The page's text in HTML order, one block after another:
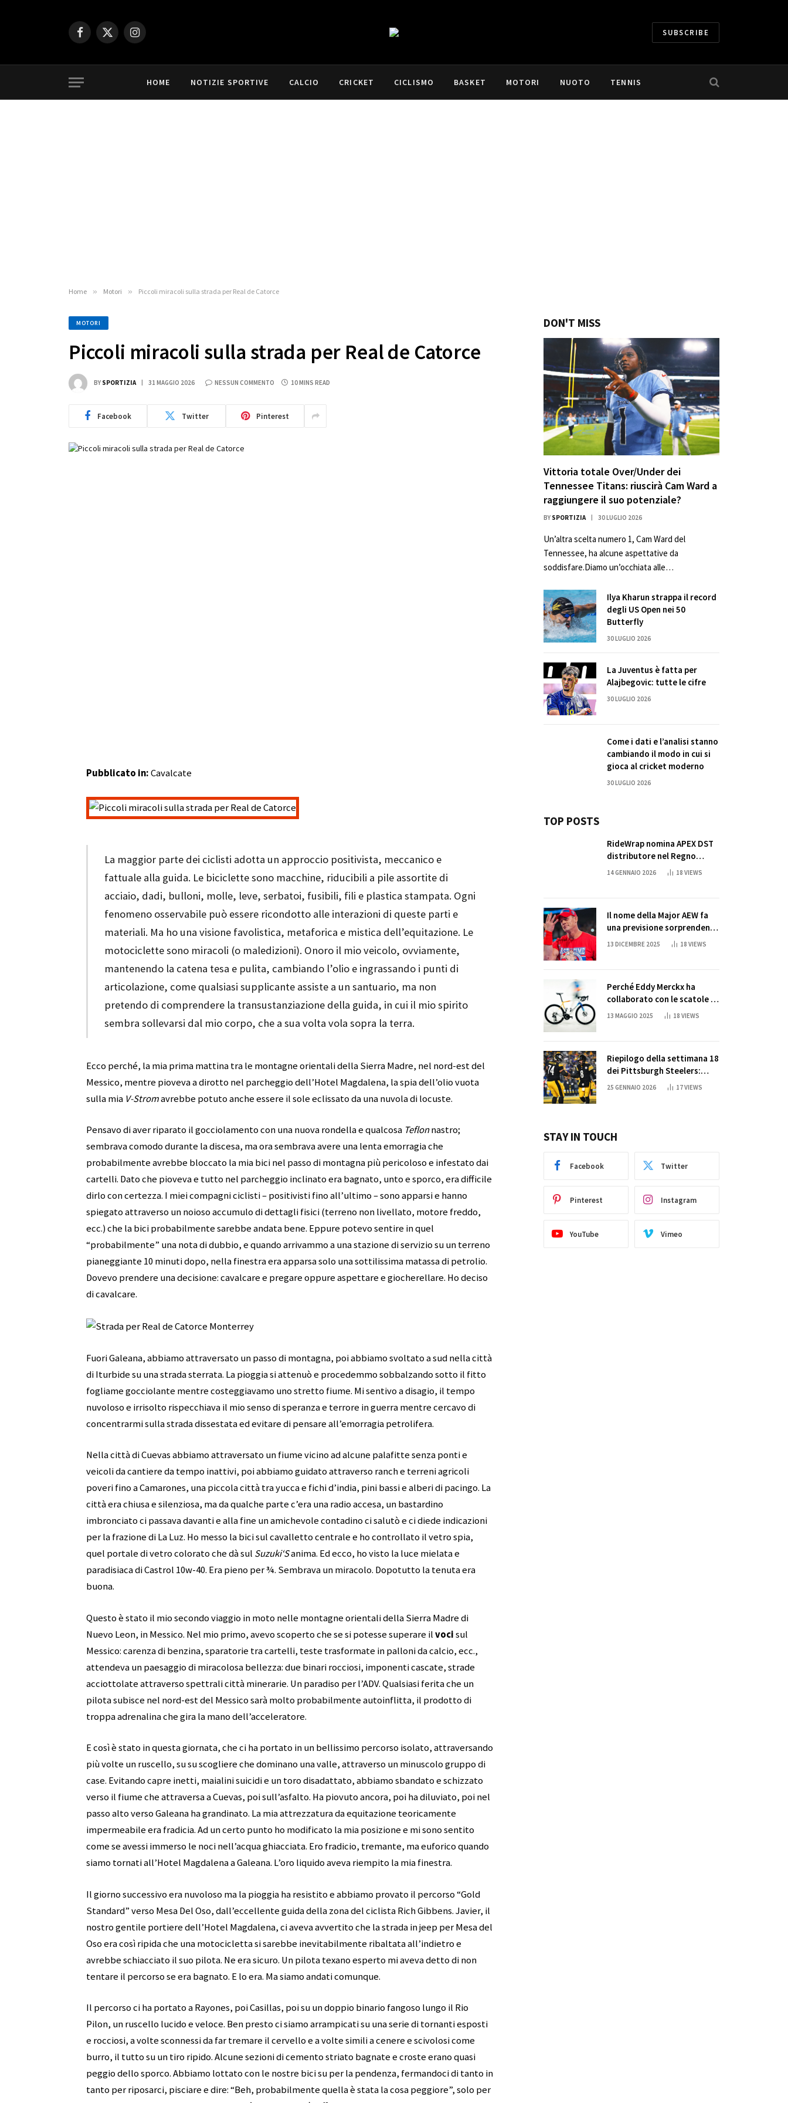
Facebook
X
Instagram SUBSCRIBE
HOME NOTIZIE SPORTIVE CALCIO CRICKET CICLISMO BASKET MOTORI NUOTO TENNIS
Home » Motori » Piccoli miracoli sulla strada per Real de Catorce
MOTORI
Piccoli miracoli sulla strada per Real de Catorce
BY SPORTIZIA 31 MAGGIO 2026 NESSUN COMMENTO 10 MINS READ
Facebook Twitter Pinterest
Pubblicato in:Cavalcate
La maggior parte dei ciclisti adotta un approccio positivista, meccanico e
fattuale alla guida. Le biciclette sono macchine, riducibili a pile assortite di
acciaio, dadi, bulloni, molle, leve, serbatoi, fusibili, fili e plastica stampata. Ogni
fenomeno osservabile può essere ricondotto alle interazioni di queste parti e
materiali. Ma ho una visione favolistica, metaforica e mistica dell’equitazione. Le
motociclette sono miracoli (o maledizioni). Onoro il mio veicolo, ovviamente,
mantenendo la catena tesa e pulita, cambiando l’olio e ingrassando i punti di
articolazione, come qualsiasi supplicante assiste a un santuario, ma non
pretendo di comprendere la transustanziazione della guida, in cui il mio spirito
sembra sollevarsi dal mio corpo, che a sua volta vola sopra la terra.
Ecco perché, la mia prima mattina tra le montagne orientali della Sierra Madre, nel nord-est del
Messico, mentre pioveva a dirotto nel parcheggio dell’Hotel Magdalena, la spia dell’olio vuota
sulla mia V-Stromavrebbe potuto anche essere il sole eclissato da una nuvola di locuste.
Pensavo di aver riparato il gocciolamento con una nuova rondella e qualcosa Teflonnastro;
sembrava comodo durante la discesa, ma ora sembrava avere una lenta emorragia che
probabilmente avrebbe bloccato la mia bici nel passo di montagna più pericoloso e infestato dai
cartelli. Dato che pioveva e tutto nel parcheggio inclinato era bagnato, unto e sporco, era difficile
dirlo con certezza. I miei compagni ciclisti – positivisti fino all’ultimo – sono apparsi e hanno
spiegato attraverso un noioso accumulo di dettagli fisici (terreno non livellato, motore freddo,
ecc.) che la bici probabilmente sarebbe andata bene. Eppure potevo sentire in quel
“probabilmente” una nota di dubbio, e quando arrivammo a una stazione di servizio su un terreno
pianeggiante 10 minuti dopo, nella finestra era apparsa solo una sottilissima matassa di petrolio.
Dovevo prendere una decisione: cavalcare e pregare oppure aspettare e giocherellare. Ho deciso
di cavalcare.
Fuori Galeana, abbiamo attraversato un passo di montagna, poi abbiamo svoltato a sud nella città
di Iturbide su una strada sterrata. La pioggia si attenuò e procedemmo sobbalzando sotto il fitto
fogliame gocciolante mentre costeggiavamo uno stretto fiume. Mi sentivo a disagio, il tempo
nuvoloso e irrisolto rispecchiava il mio senso di speranza e terrore in guerra mentre cercavo di
concentrarmi sulla strada dissestata ed evitare di pensare all’emorragia petrolifera.
Nella città di Cuevas abbiamo attraversato un fiume vicino ad alcune palafitte senza ponti e
veicoli da cantiere da tempo inattivi, poi abbiamo guidato attraverso ranch e terreni agricoli
poveri fino a Camarones, una piccola città tra yucca e fichi d’india, pini bassi e alberi di pacingo. La
città era chiusa e silenziosa, ma da qualche parte c’era una radio accesa, un bastardino
imbronciato ci passava davanti e alla fine un amichevole contadino ci salutò e ci diede indicazioni
per la frazione di La Luz. Ho messo la bici sul cavalletto centrale e ho controllato il vetro spia,
quel portale di vetro colorato che dà sul Suzuki‘Sanima. Ed ecco, ho visto la luce mielata e
paradisiaca di Castrol 10w-40. Era pieno per ¾. Sembrava un miracolo. Dopotutto la tenuta era
buona.
Questo è stato il mio secondo viaggio in moto nelle montagne orientali della Sierra Madre di
Nuevo Leon, in Messico. Nel mio primo, avevo scoperto che se si potesse superare ilvocisul
Messico: carenza di benzina, sparatorie tra cartelli, teste trasformate in palloni da calcio, ecc.,
attendeva un paesaggio di miracolosa bellezza: due binari rocciosi, imponenti cascate, strade
acciottolate attraverso spettrali città minerarie. Un paradiso per l’ADV. Qualsiasi ferita che un
pilota subisce nel nord-est del Messico sarà molto probabilmente autoinflitta, il prodotto di
troppa adrenalina che gira la mano dell’acceleratore.
E così è stato in questa giornata, che ci ha portato in un bellissimo percorso isolato, attraversando
più volte un ruscello, su su scogliere che dominano una valle, attraverso un minuscolo gruppo di
case. Evitando capre inetti, maialini suicidi e un toro disadattato, abbiamo sbandato e schizzato
verso il fiume che attraversa a Cuevas, poi sull’asfalto. Ha piovuto ancora, poi ha diluviato, poi nel
passo alto verso Galeana ha grandinato. La mia attrezzatura da equitazione teoricamente
impermeabile era fradicia. Ad un certo punto ho modificato la mia posizione e mi sono sentito
come se avessi immerso le noci nell’acqua ghiacciata. Ero fradicio, tremante, ma euforico quando
siamo tornati all’Hotel Magdalena a Galeana. L’oro liquido aveva riempito la mia finestra.
Il giorno successivo era nuvoloso ma la pioggia ha resistito e abbiamo provato il percorso “Gold
Standard” verso Mesa Del Oso, dall’eccellente guida della zona del ciclista Rich Gibbens. Javier, il
nostro gentile portiere dell’Hotel Magdalena, ci aveva avvertito che la strada in jeep per Mesa del
Oso era così ripida che una motocicletta si sarebbe inevitabilmente ribaltata all’indietro e
avrebbe schiacciato il suo pilota. Ne era sicuro. Un pilota texano esperto mi aveva detto di non
tentare il percorso se era bagnato. E lo era. Ma siamo andati comunque.
Il percorso ci ha portato a Rayones, poi Casillas, poi su un doppio binario fangoso lungo il Rio
Pilon, un ruscello lucido e veloce. Ben presto ci siamo arrampicati su una serie di tornanti esposti
e rocciosi, a volte sconnessi da far tremare il cervello e a volte simili a cenere e scivolosi come
burro, il tutto su un tiro ripido. Alcune sezioni di cemento striato bagnate e croste erano quasi
peggio dello sporco. Abbiamo lottato con le nostre bici su per la pendenza, fermandoci di tanto in
tanto per riposarci, pisciare e dire: “Beh, probabilmente quella è stata la cosa peggiore”, solo per
DON'T MISS
Vittoria totale Over/Under dei
Tennessee Titans: riuscirà Cam Ward a
raggiungere il suo potenziale?
BY SPORTIZIA 30 LUGLIO 2026
Un’altra scelta numero 1, Cam Ward del
Tennessee, ha alcune aspettative da
soddisfare.Diamo un’occhiata alle…
Ilya Kharun strappa il record
degli US Open nei 50
Butterfly
30 LUGLIO 2026
La Juventus è fatta per
Alajbegovic: tutte le cifre
30 LUGLIO 2026
Come i dati e l’analisi stanno
cambiando il modo in cui si
gioca al cricket moderno
30 LUGLIO 2026
TOP POSTS
RideWrap nomina APEX DST
distributore nel Regno
Unito
14 GENNAIO 2026 18 VIEWS
Il nome della Major AEW fa
una previsione sorprendente
per la partita di ritiro di
13 DICEMBRE 2025 18 VIEWS
Perché Eddy Merckx ha
collaborato con le scatole di
succo di Sun Capri
13 MAGGIO 2025 18 VIEWS
Riepilogo della settimana 18
dei Pittsburgh Steelers:
credi nei miracoli?
25 GENNAIO 2026 17VIEWS
STAY IN TOUCH
Facebook Twitter
Pinterest Instagram
YouTube Vimeo